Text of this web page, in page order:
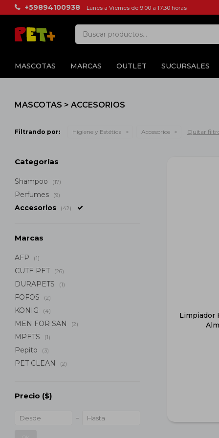
MASCOTAS MARCAS OUTLET SUCURSALES
+59894100938 Lunes a Viernes de 9:00 a 17:30 horas
MASCOTAS > ACCESORIOS
Filtrando por: Higiene y Estética Accesorios Quitar
Limpiador
Categorías
Shampoo (17)
Perfumes (9)
Accesorios (42)
Marcas
AFP (1)
CUTE PET (26)
DURAPETS (1)
FOFOS (2)
KONIG (4)
MEN FOR SAN (2)
MPETS (1)
Pepito (3)
PET CLEAN (2)
Precio ($)